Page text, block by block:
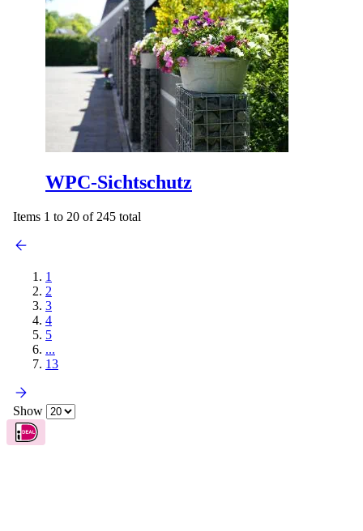
Items 1 to 20 of 245 total
1
2
3
4
5
...
Show